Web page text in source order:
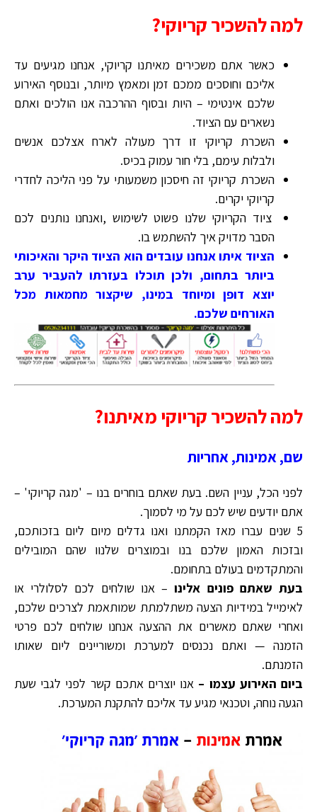
למה להשכיר קריוקי?
כאשר אתם משכירים מאיתנו קריוקי, אנחנו מגיעים עד
אליכם וחוסכים ממכם זמן ומאמץ מיותר, ובנוסף האירוע
שלכם אינטימי – היות ובסוף ההרכבה אנו הולכים ואתם
נשארים עם הציוד.
השכרת קריוקי זו דרך מעולה לארח אצלכם אנשים
ולבלות עימם, בלי חור עמוק בכיס.
השכרת קריוקי זה חיסכון משמעותי על פני הליכה לחדרי
קריוקי יקרים.
ציוד הקריוקי שלנו פשוט לשימוש ,ואנחנו נותנים לכם
הסבר מדויק איך להשתמש בו.
הציוד איתו אנחנו עובדים הוא הציוד היקר והאיכותי
ביותר בתחום, ולכן תוכלו בעזרתו להעביר ערב
יוצא דופן ומיוחד במינו, שיקצור מחמאות מכל
האורחים שלכם.
למה להשכיר קריוקי מאיתנו?
שם, אמינות, אחריות
לפני הכל, עניין השם. בעת שאתם בוחרים בנו – 'מגה קריוקי' –
אתם יודעים שיש לכם על מי לסמוך.
5 שנים עברו מאז הקמתנו ואנו גדלים מיום ליום בזכותכם,
ובזכות האמון שלכם בנו ובמוצרים שלנוו שהם המובילים
והמתקדמים בעולם בתחומם.
בעת שאתם פונים אלינו– אנו שולחים לכם לסלולרי או
לאימייל במידיות הצעה משתלמתת שמותאמת לצרכים שלכם,
ואחרי שאתם מאשרים את ההצעה אנחנו שולחים לכם פרטי
הזמנה — ואתם נכנסים למערכת ומשוריינים ליום שאותו
הזמנתם.
ביום האירוע עצמו – אנו יוצרים אתכם קשר לפני לגבי שעת
הגעה נוחה, וטכנאי מגיע עד אליכם להתקנת המערכת.